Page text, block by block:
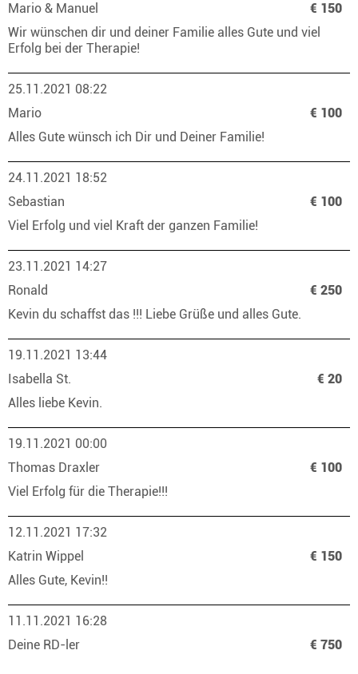
Mario & Manuel
€ 150
Wir wünschen dir und deiner Familie alles Gute und viel
Erfolg bei der Therapie!
25.11.2021 08:22
Mario
€ 100
Alles Gute wünsch ich Dir und Deiner Familie!
24.11.2021 18:52
Sebastian
€ 100
Viel Erfolg und viel Kraft der ganzen Familie!
23.11.2021 14:27
Ronald
€ 250
Kevin du schaffst das !!! Liebe Grüße und alles Gute.
19.11.2021 13:44
Isabella St.
€ 20
Alles liebe Kevin.
19.11.2021 00:00
Thomas Draxler
€ 100
Viel Erfolg für die Therapie!!!
12.11.2021 17:32
Katrin Wippel
€ 150
Alles Gute, Kevin!!
11.11.2021 16:28
Deine RD-ler
€ 750